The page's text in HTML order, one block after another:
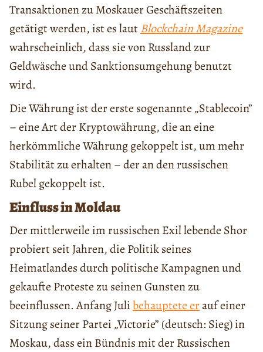
Transaktionen zu Moskauer Geschäftszeiten
getätigt werden, ist es lautBlockchain Magazine
wahrscheinlich, dass sie von Russland zur
Geldwäsche und Sanktionsumgehung benutzt
wird.
Die Währung ist der erste sogenannte „Stablecoin”
– eine Art der Kryptowährung, die an eine
herkömmliche Währung gekoppelt ist, um mehr
Stabilität zu erhalten – der an den russischen
Rubel gekoppelt ist.
Einfluss in Moldau
Der mittlerweile im russischen Exil lebende Shor
probiert seit Jahren, die Politik seines
Heimatlandes durch politische Kampagnen und
gekaufte Proteste zu seinen Gunsten zu
beeinflussen. Anfang Julibehauptete erauf einer
Sitzung seiner Partei „Victorie” (deutsch: Sieg) in
Moskau, dass ein Bündnis mit der Russischen